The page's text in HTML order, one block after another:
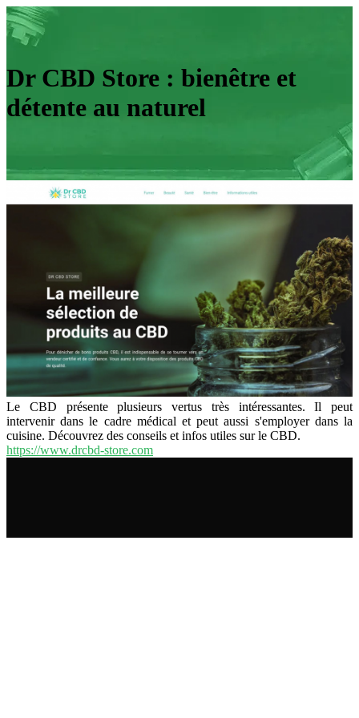
Dr CBD Store : bienêtre et
détente au naturel
Le CBD présente plusieurs vertus très intéressantes. Il peut
intervenir dans le cadre médical et peut aussi s'employer dans la
cuisine. Découvrez des conseils et infos utiles sur le CBD.
https://www.drcbd-store.com